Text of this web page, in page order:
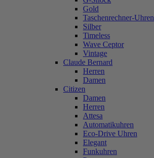
Gold
Taschenrechner-Uhren
Silber
Timeless
Wave Ceptor
Vintage
Claude Bernard
Herren
Damen
Citizen
Damen
Herren
Attesa
Automatikuhren
Eco-Drive Uhren
Elegant
Funkuhren